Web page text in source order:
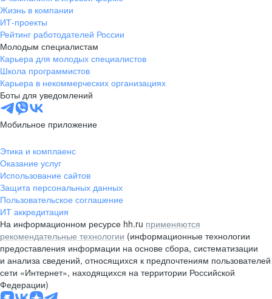
Жизнь в компании
ИТ-проекты
Рейтинг работодателей России
Молодым специалистам
Карьера для молодых специалистов
Школа программистов
Карьера в некоммерческих организациях
Боты для уведомлений
Мобильное приложение
Этика и комплаенс
Оказание услуг
Использование сайтов
Защита персональных данных
Пользовательское соглашение
ИТ аккредитация
На информационном ресурсе hh.ru применяются
рекомендательные технологии (информационные технологии
предоставления информации на основе сбора, систематизации
и анализа сведений, относящихся к предпочтениям пользователей
сети «Интернет», находящихся на территории Российской
Федерации)